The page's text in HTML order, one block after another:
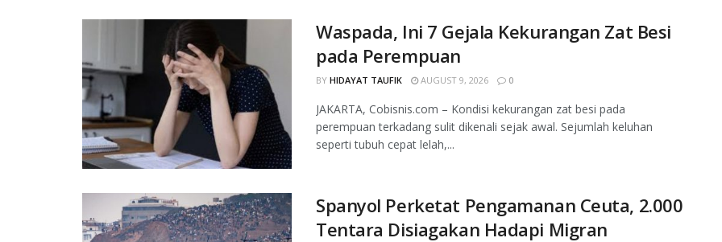
Waspada, Ini 7 Gejala Kekurangan Zat Besi
pada Perempuan
BY HIDAYAT TAUFIK AUGUST 9, 2026 0
JAKARTA, Cobisnis.com – Kondisi kekurangan zat besi pada
perempuan terkadang sulit dikenali sejak awal. Sejumlah keluhan
seperti tubuh cepat lelah,...
Spanyol Perketat Pengamanan Ceuta, 2.000
Tentara Disiagakan Hadapi Migran